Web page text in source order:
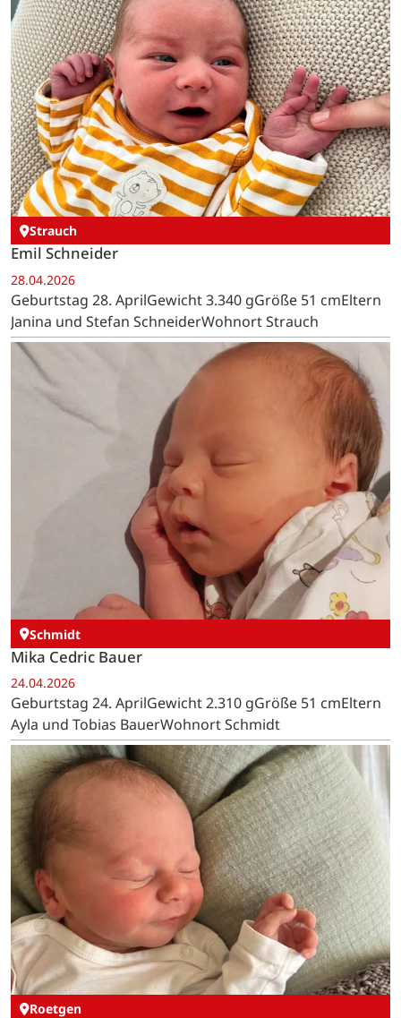
Strauch
Emil Schneider
28.04.2026
Geburtstag 28. AprilGewicht 3.340 gGröße 51 cmEltern
Janina und Stefan SchneiderWohnort Strauch
Schmidt
Mika Cedric Bauer
24.04.2026
Geburtstag 24. AprilGewicht 2.310 gGröße 51 cmEltern
Ayla und Tobias BauerWohnort Schmidt
Roetgen